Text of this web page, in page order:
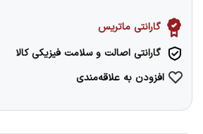
گارانتی ماتریس
گارانتی اصالت و سلامت فیزیکی کالا
افزودن به علاقه‌مندی